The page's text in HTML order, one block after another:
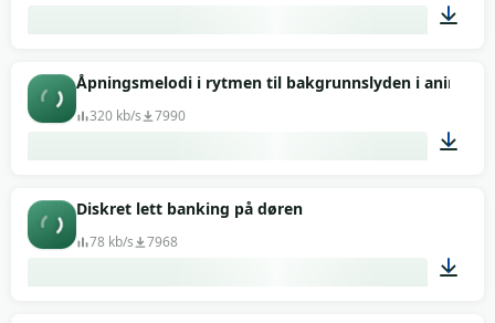
00:25
Åpningsmelodi i rytmen til bakgrunnslyden i
320 kb/s 7990
Diskret lett banking på døren
78 kb/s 7968